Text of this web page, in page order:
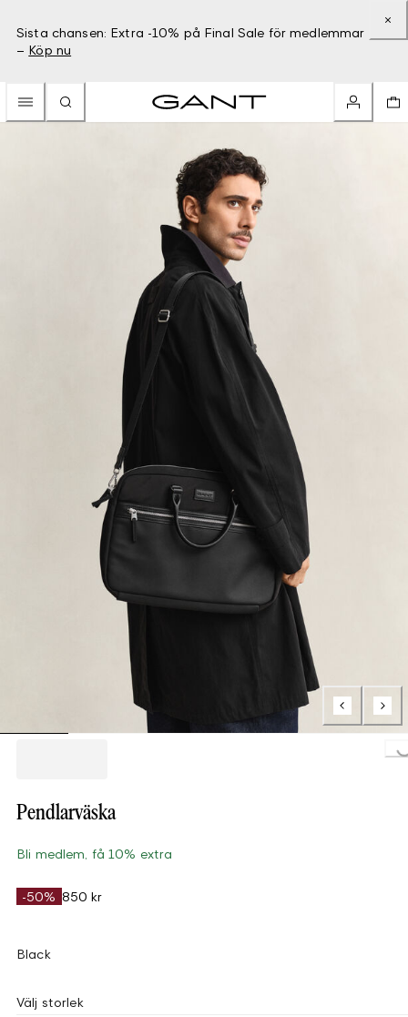
Sista chansen: Extra -10% på Final Sale för medlemmar
– Köp nu
Pendlarväska
Bli medlem, få 10% extra
-50% 850 kr
Black
Välj storlek